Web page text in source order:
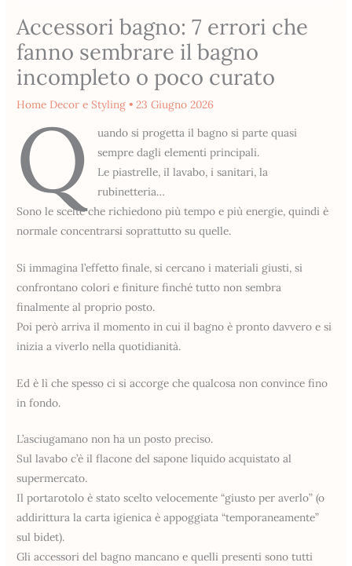
Accessori bagno: 7 errori che
fanno sembrare il bagno
incompleto o poco curato
Home Decor e Styling •23 Giugno 2026
Q
uando si progetta il bagno si parte quasi
sempre dagli elementi principali.
Le piastrelle, il lavabo, i sanitari, la
rubinetteria…
Sono le scelte che richiedono più tempo e più energie, quindi è
normale concentrarsi soprattutto su quelle.
Si immagina l’effetto finale, si cercano i materiali giusti, si
confrontano colori e finiture finché tutto non sembra
finalmente al proprio posto.
Poi però arriva il momento in cui il bagno è pronto davvero e si
inizia a viverlo nella quotidianità.
Ed è lì che spesso ci si accorge che qualcosa non convince fino
in fondo.
L’asciugamano non ha un posto preciso.
Sul lavabo c’è il flacone del sapone liquido acquistato al
supermercato.
Il portarotolo è stato scelto velocemente “giusto per averlo” (o
addirittura la carta igienica è appoggiata “temporaneamente”
sul bidet).
Gli accessori del bagno mancano e quelli presenti sono tutti